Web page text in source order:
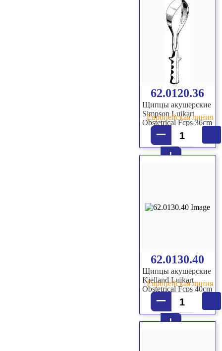
62.0120.36
Щипцы акушерские
Simpson Luikart
Obstetrical Fcps 36cm
–
+
Европейская линия
62.0130.40
Щипцы акушерские
Kielland Luikart
Obstetrical Fcps 40cm
–
+
Европейская линия